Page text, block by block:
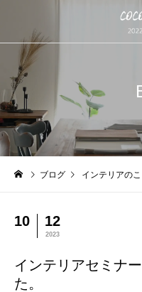
ブログ インテリアのこ
10 12
2023
インテリアセミナ
た。